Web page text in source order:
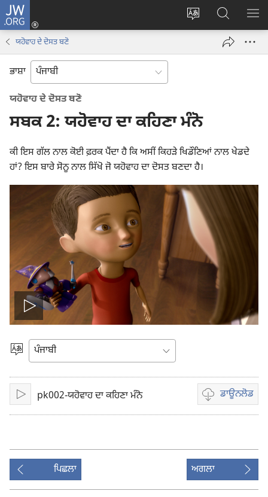
JW.ORG
ਸਾਈਟ
ਭਾਸ਼ਾ
ਲਾਗ-
new
JW.ORG
ʼਤੇ
ਖੋਜ
ਯਹੋਵਾਹ ਦੇ ਦੋਸਤ ਬਣੋ
ਭਾਸ਼ਾ
ਯਹੋਵਾਹ ਦੇ ਦੋਸਤ ਬਣੋ
ਸਬਕ 2: ਯਹੋਵਾਹ ਦਾ ਕਹਿਣਾ ਮੰਨੋ
ਕੀ ਇਸ ਗੱਲ ਨਾਲ ਕੋਈ ਫ਼ਰਕ ਪੈਂਦਾ ਹੈ ਕਿ ਅਸੀਂ ਕਿਹੜੇ ਖਿਡੌਣਿਆਂ ਨਾਲ ਖੇਡਦੇ
ਹਾਂ? ਇਸ ਬਾਰੇ ਸੋਨੂ ਨਾਲ ਸਿੱਖੋ ਜੋ ਯਹੋਵਾਹ ਦਾ ਦੋਸਤ ਬਣਦਾ ਹੈ।
ਵੀਡੀਓ
ਚਲਾਓ
ਭਾਸ਼ਾ
ਚਲਾਓpk002-ਯਹੋਵਾਹ ਦਾ ਕਹਿਣਾ ਮੰਨੋ ਡਾਊਨਲੋਡ
ਵੀਡੀਓ
ਰਿਕਾਰਡਿੰਗ
ਡਾਊਨਲੋਡ
ਆਪਸ਼ਨ
ਪਿਛਲਾ ਅਗਲਾ